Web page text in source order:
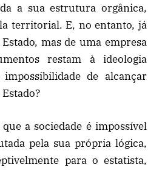
a sua estrutura orgânica,
territorial. E, no entanto, já
mas de uma empresa
restam à ideologia
de alcançar
a sociedade é impossível
pela sua própria lógica,
para o estatista,